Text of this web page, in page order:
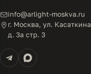
info@arlight-moskva.ru
г. Москва, ул. Касаткина
д. 3а стр. 3